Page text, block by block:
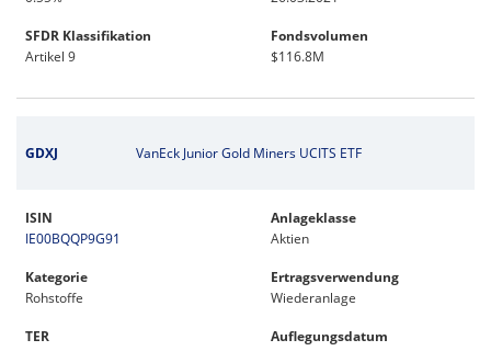
SFDR Klassifikation
Artikel 9
Fondsvolumen
$116.8M
GDXJ VanEck Junior Gold Miners UCITS ETF
ISIN
IE00BQQP9G91
Anlageklasse
Aktien
Kategorie
Rohstoffe
Ertragsverwendung
Wiederanlage
TER
Auflegungsdatum